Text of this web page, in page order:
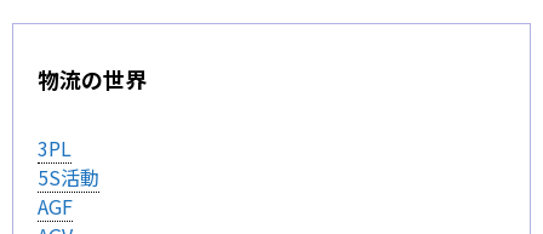
物流の世界
3PL
5S活動
AGF